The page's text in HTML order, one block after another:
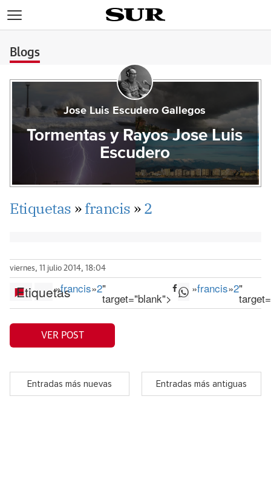
Blogs
Jose Luis Escudero Gallegos
Tormentas y Rayos Jose Luis
Escudero
Etiquetas »francis »2
viernes, 11 julio 2014, 18:04
Etiquetas
»francis»2"
target="blank">
»francis»2"
VER POST
Entradas más nuevas Entradas más antiguas